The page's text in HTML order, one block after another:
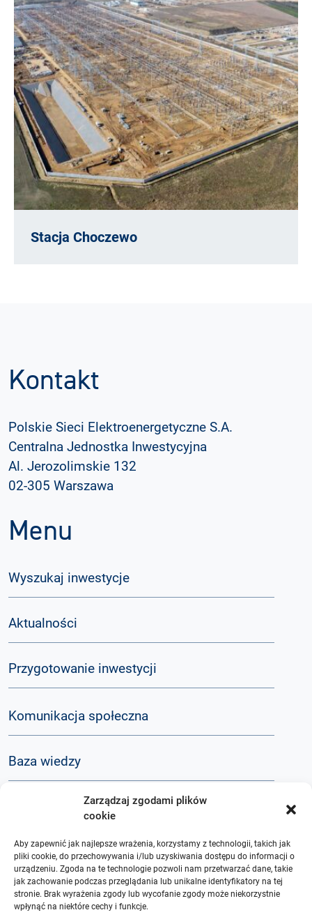
Zarządzaj zgodami plików
cookie
Aby zapewnić jak najlepsze wrażenia, korzystamy z technologii, takich jak
pliki cookie, do przechowywania i/lub uzyskiwania dostępu do informacji o
urządzeniu. Zgoda na te technologie pozwoli nam przetwarzać dane, takie
jak zachowanie podczas przeglądania lub unikalne identyfikatory na tej
stronie. Brak wyrażenia zgody lub wycofanie zgody może niekorzystnie
wpłynąć na niektóre cechy i funkcje.
Stacja Choczewo
Kontakt
Polskie Sieci Elektroenergetyczne S.A.
Centralna Jednostka Inwestycyjna
Al. Jerozolimskie 132
02-305 Warszawa
Menu
Wyszukaj inwestycje
Aktualności
Przygotowanie inwestycji
Komunikacja społeczna
Baza wiedzy
O nas